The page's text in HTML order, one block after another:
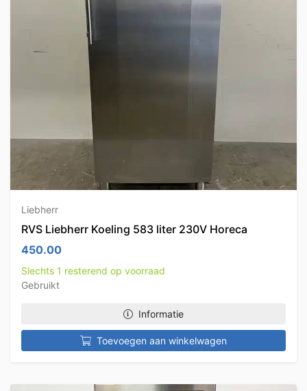
Liebherr
RVS Liebherr Koeling 583 liter 230V Horeca
450.00
Slechts 1 resterend op voorraad
Gebruikt
Informatie
Toevoegen aan winkelwagen